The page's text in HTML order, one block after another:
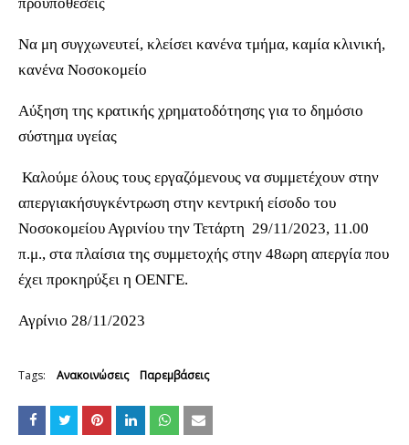
Να μη συγχωνευτεί, κλείσει κανένα τμήμα, καμία κλινική,
κανένα Νοσοκομείο
Αύξηση της κρατικής χρηματοδότησης για το δημόσιο
σύστημα υγείας
Καλούμε όλους τους εργαζόμενους να συμμετέχουν στην
απεργιακήσυγκέντρωση στην κεντρική είσοδο του
Νοσοκομείου Αγρινίου την Τετάρτη 29/11/2023, 11.00
π.μ., στα πλαίσια της συμμετοχής στην 48ωρη απεργία που
έχει προκηρύξει η ΟΕΝΓΕ.
Αγρίνιο 28/11/2023
Tags: Ανακοινώσεις Παρεμβάσεις